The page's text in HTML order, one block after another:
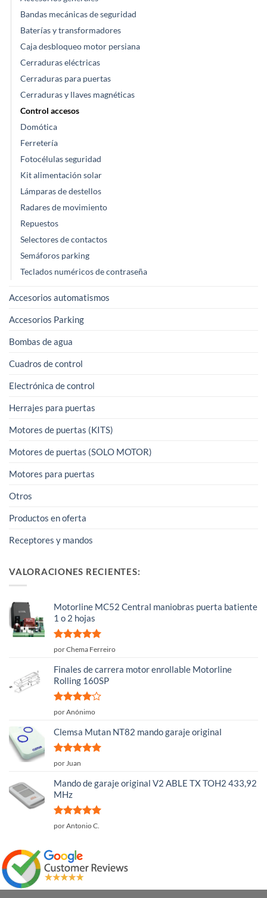
Bandas mecánicas de seguridad
Baterías y transformadores
Caja desbloqueo motor persiana
Cerraduras eléctricas
Cerraduras para puertas
Cerraduras y llaves magnéticas
Control accesos
Domótica
Ferretería
Fotocélulas seguridad
Kit alimentación solar
Lámparas de destellos
Radares de movimiento
Repuestos
Selectores de contactos
Semáforos parking
Teclados numéricos de contraseña
Accesorios automatismos
Accesorios Parking
Bombas de agua
Cuadros de control
Electrónica de control
Herrajes para puertas
Motores de puertas (KITS)
Motores de puertas (SOLO MOTOR)
Motores para puertas
Otros
Productos en oferta
Receptores y mandos
VALORACIONES RECIENTES:
Motorline MC52 Central maniobras puerta batiente
1 o 2 hojas
Valorado
por Chema Ferreiro
Finales de carrera motor enrollable Motorline
Rolling 160SP
Valorado
5
por Anónimo
Clemsa Mutan NT82 mando garaje original
Valorado
por Juan
Mando de garaje original V2 ABLE TX TOH2 433,92
MHz
Valorado
por Antonio C.